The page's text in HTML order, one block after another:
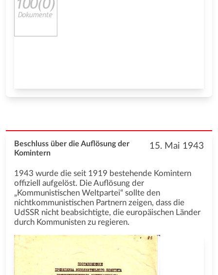
15. Mai 1943
Beschluss über die Auflösung der
Komintern
1943 wurde die seit 1919 bestehende Komintern
offiziell aufgelöst. Die Auflösung der
„Kommunistischen Weltpartei“ sollte den
nichtkommunistischen Partnern zeigen, dass die
UdSSR nicht beabsichtigte, die europäischen Länder
durch Kommunisten zu regieren.